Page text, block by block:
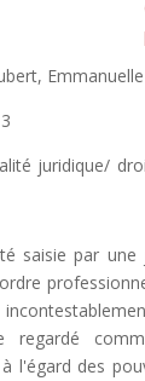
juridique/
saisie par
regardé
à l'égard des